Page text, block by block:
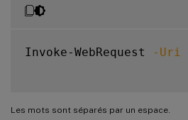
Invoke-WebRequest -Uri
Les mots sont séparés par un espace.